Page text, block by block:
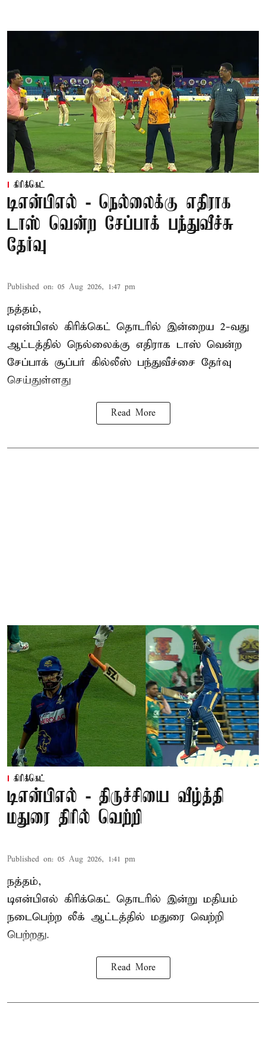
கிரிக்கெட்
டிஎன்பிஎல் - நெல்லைக்கு எதிராக
டாஸ் வென்ற சேப்பாக் பந்துவீச்சு
தேர்வு
Published on: 05 Aug 2026, 1:47 pm
நத்தம்,
டிஎன்பிஎல் கிரிக்கெட் தொடரில் இன்றைய 2-வது
ஆட்டத்தில் நெல்லைக்கு எதிராக டாஸ் வென்ற
சேப்பாக் சூப்பர் கில்லீஸ் பந்துவீச்சை தேர்வு
செய்துள்ளது
Read More
கிரிக்கெட்
டிஎன்பிஎல் - திருச்சியை வீழ்த்தி
மதுரை திரில் வெற்றி
Published on: 05 Aug 2026, 1:41 pm
நத்தம்,
டிஎன்பிஎல் கிரிக்கெட் தொடரில் இன்று மதியம்
நடைபெற்ற லீக் ஆட்டத்தில் மதுரை வெற்றி
பெற்றது.
Read More